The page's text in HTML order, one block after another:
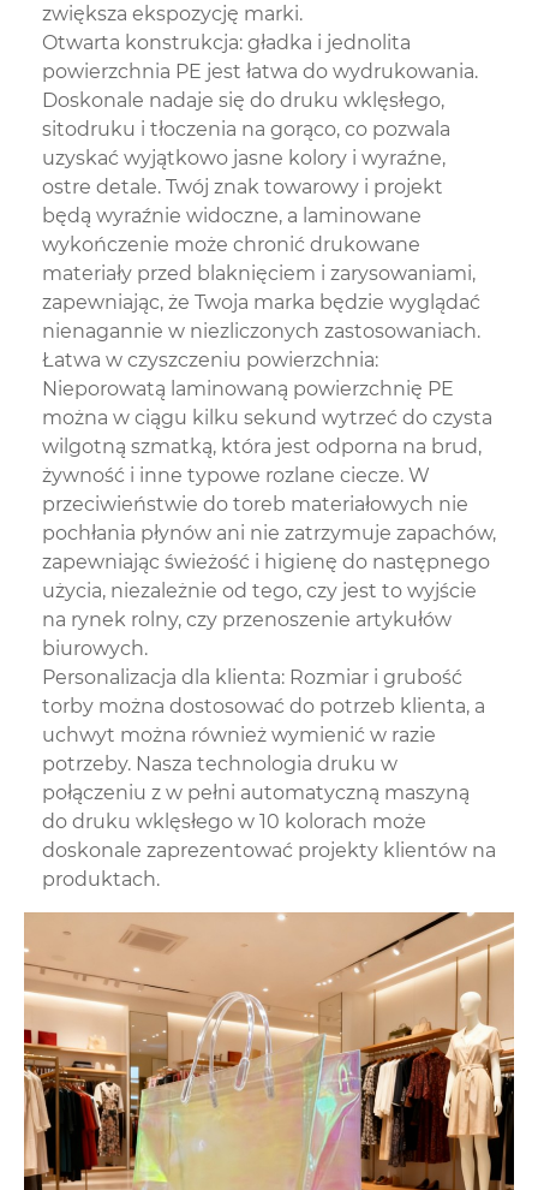
zwiększa ekspozycję marki.
Otwarta konstrukcja: gładka i jednolita
powierzchnia PE jest łatwa do wydrukowania.
Doskonale nadaje się do druku wklęsłego,
sitodruku i tłoczenia na gorąco, co pozwala
uzyskać wyjątkowo jasne kolory i wyraźne,
ostre detale. Twój znak towarowy i projekt
będą wyraźnie widoczne, a laminowane
wykończenie może chronić drukowane
materiały przed blaknięciem i zarysowaniami,
zapewniając, że Twoja marka będzie wyglądać
nienagannie w niezliczonych zastosowaniach.
Łatwa w czyszczeniu powierzchnia:
Nieporowatą laminowaną powierzchnię PE
można w ciągu kilku sekund wytrzeć do czysta
wilgotną szmatką, która jest odporna na brud,
żywność i inne typowe rozlane ciecze. W
przeciwieństwie do toreb materiałowych nie
pochłania płynów ani nie zatrzymuje zapachów,
zapewniając świeżość i higienę do następnego
użycia, niezależnie od tego, czy jest to wyjście
na rynek rolny, czy przenoszenie artykułów
biurowych.
Personalizacja dla klienta: Rozmiar i grubość
torby można dostosować do potrzeb klienta, a
uchwyt można również wymienić w razie
potrzeby. Nasza technologia druku w
połączeniu z w pełni automatyczną maszyną
do druku wklęsłego w 10 kolorach może
doskonale zaprezentować projekty klientów na
produktach.